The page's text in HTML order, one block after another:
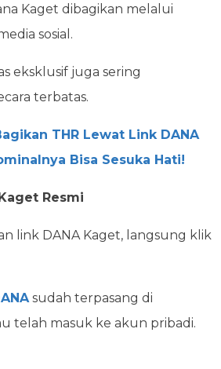
Kaget dibagikan melalui
sosial.
eksklusif juga sering
terbatas.
THR Lewat Link DANA
Bisa Sesuka Hati!
Resmi
link DANA Kaget, langsung klik
sudah terpasang di
telah masuk ke akun pribadi.